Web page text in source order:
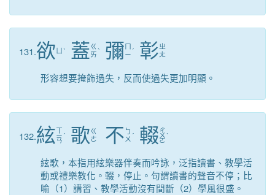
131.欲 ˋ 蓋ㄍ
ㄞˋ 彌 ㄇ
ㄧ ˊ 彰ㄓ
ㄤ
形容想要掩飾過失，反而使過失更加明顯。
132.絃ㄒ
ㄧ
ㄢ
ˊ 歌ㄍ
ㄜ
不 ㄅ
ㄨ ˊ 輟ㄔ
ㄨ
ㄛ
ˋ
絃歌，本指用絃樂器伴奏而吟詠，泛指讀書、教學活
動或禮樂教化。輟，停止。句謂讀書的聲音不停；比
喻（1）講習、教學活動沒有間斷（2）學風很盛。